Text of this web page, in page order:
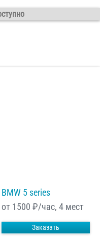
BMW 5 series
от 1500 ₽/час, 4 мест
Заказать